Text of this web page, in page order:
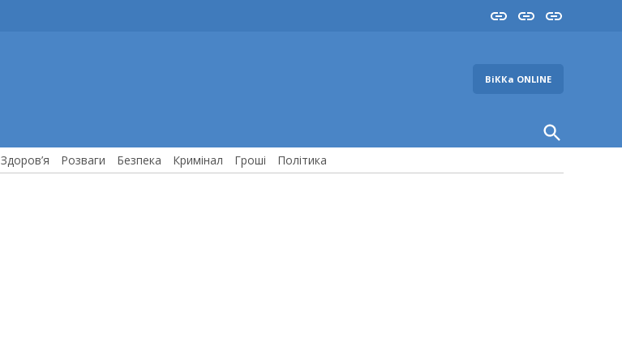
InstaYouTube
FB
ВіККа ONLINE
Open
Search
Здоров’я Розваги Безпека Кримінал Гроші Політика